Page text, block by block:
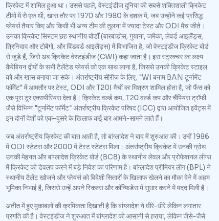
क्रिकेट में शामिल हुआ था। उससे पहले, वेस्टइंडीज दुनिया की सबसे शक्तिशाली क्रिकेट
टीमों में से एक थी, खास तौर पर 1970 और 1980 के दशक में, जब उन्होंने कई प्रसिद्ध
प्लेयर्स तैयार किए और किसी भी अन्य टीम की तुलना में ज्यादा टेस्ट और ODI मैच जीते।
उनका क्रिकेट सिस्टम छह स्थानीय बोर्डों (बारबाडोस, गुयाना, जमैका, लेवर्ड आइलैंड्स,
त्रिनिदाद और टोबैगो, और विंडवर्ड आइलैंड्स) में विभाजित है, जो वेस्टइंडीज क्रिकेट बोर्ड
से जुड़े हैं, जिसे अब क्रिकेट वेस्टइंडीज (CWI) कहा जाता है। इस स्ट्रक्चर का लक्ष्य
कैरेबियन द्वीपों के सभी टैलेंटेड प्लेयर्स को एक साथ लाना है, जिससे उनकी क्रिकेट स्टाइल
को और खास बनाया जा सके। अंतर्राष्ट्रीय सीरीज के लिए, "WI बनाम BAN टूर्नामेंट
फॉर्मेट" में आमतौर पर टेस्ट, ODI और T20I मैचों का मिश्रण शामिल होता है, जो फैंस को
एक पूरा टूर एक्सपीरियंस देता है। क्रिकेट वर्ल्ड कप, T20 वर्ल्ड कप और चैंपियंस ट्रॉफी
जैसे विभिन्न "टूर्नामेंट फॉर्मेट" अंतर्राष्ट्रीय क्रिकेट परिषद (ICC) द्वारा आयोजित इवेंट्स में
इन दोनों देशों को एक-दूसरे के खिलाफ कई बार आमने-सामने लाते हैं।
जब अंतर्राष्ट्रीय क्रिकेट की बात आती है, तो बांग्लादेश ने बाद में शुरुआत की। उन्हें 1986
में ODI स्टेटस और 2000 में टेस्ट स्टेटस मिला। अंतर्राष्ट्रीय क्रिकेट में उनकी ग्रोथ
उनकी मेहनत और बांग्लादेश क्रिकेट बोर्ड (BCB) के स्थानीय लेवल और प्रोफेशनल लीग्स
में क्रिकेट को डेवलप करने में बड़े निवेश का परिणाम है। बांग्लादेश प्रीमियर लीग (BPL) ने
स्थानीय टैलेंट खोजने और प्लेयर्स को विदेशी सितारों के खिलाफ खेलने का मौका देने में अहम
भूमिका निभाई है, जिससे उन्हें अपने स्किल्स और कॉन्फिडेंस में सुधार करने में मदद मिली है।
अतीत में हुए मुकाबलों की क्रमिकता दिखाती है कि बांग्लादेश ने धीरे-धीरे लेकिन लगातार
प्रगति की है। वेस्टइंडीज ने शुरुआत में बांग्लादेश को आसानी से हराया, लेकिन जैसे-जैसे